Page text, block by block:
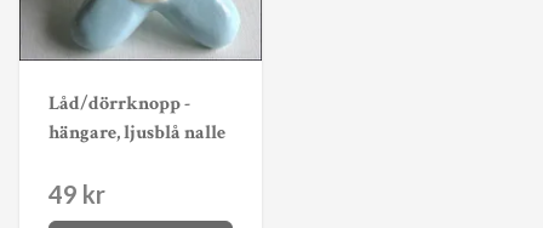
Låd/dörrknopp -
hängare, ljusblå nalle
49 kr